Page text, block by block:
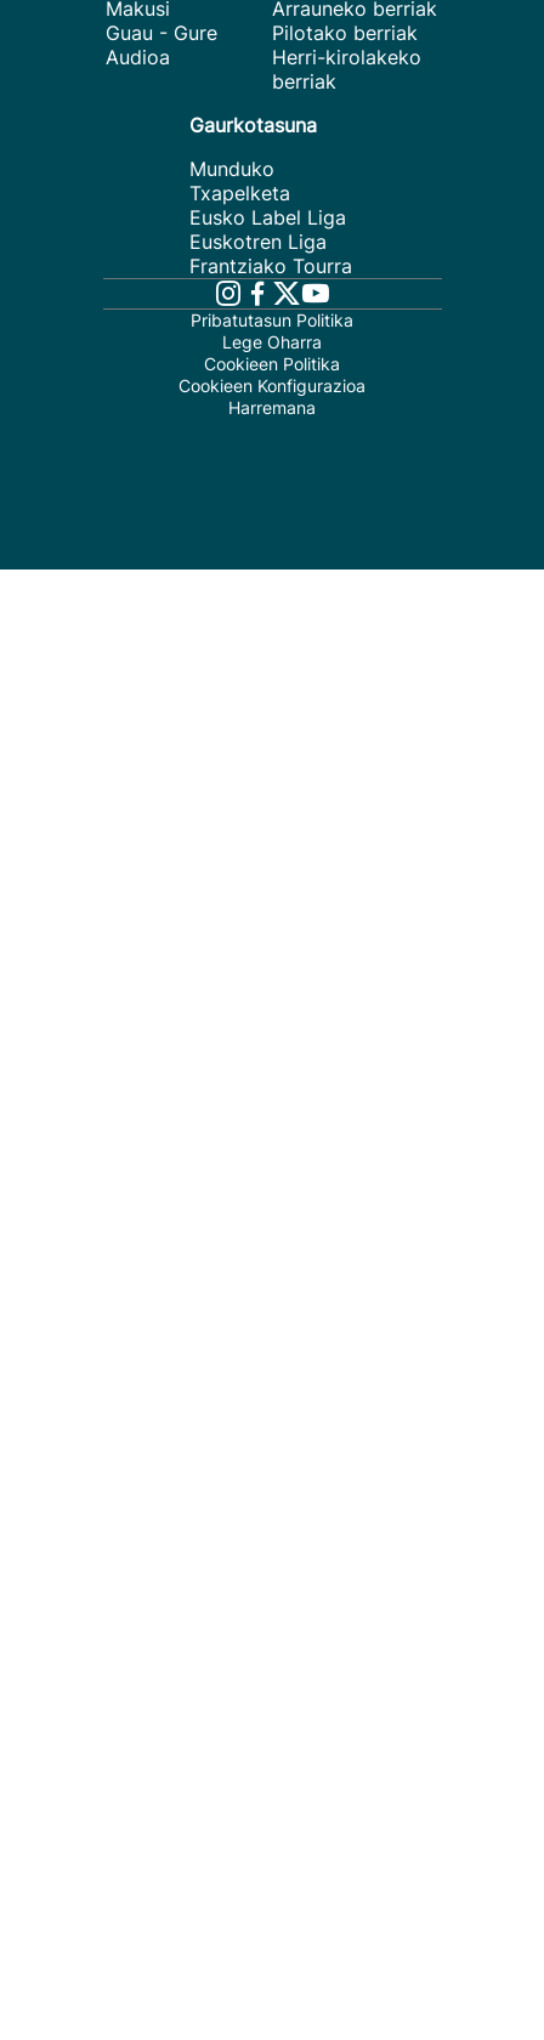
Makusi
Guau - Gure
Audioa
Arrauneko berriak
Pilotako berriak
Herri-kirolakeko
berriak
Gaurkotasuna
Munduko
Txapelketa
Eusko Label Liga
Euskotren Liga
Frantziako Tourra
Pribatutasun Politika
Lege Oharra
Cookieen Politika
Cookieen Konfigurazioa
Harremana